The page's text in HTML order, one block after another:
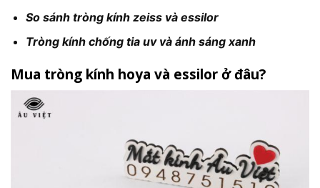
So sánh tròng kính zeiss và essilor
Tròng kính chống tia uv và ánh sáng xanh
Mua tròng kính hoya và essilor ở đâu?